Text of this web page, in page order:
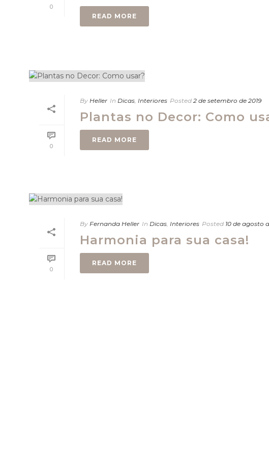
0
READ MORE
0
By Heller In Dicas, Interiores Posted 2 de setembro de 2019
Plantas no Decor: Como
READ MORE
0
By Fernanda Heller In Dicas, Interiores Posted 10 de agosto
Harmonia para sua casa!
READ MORE